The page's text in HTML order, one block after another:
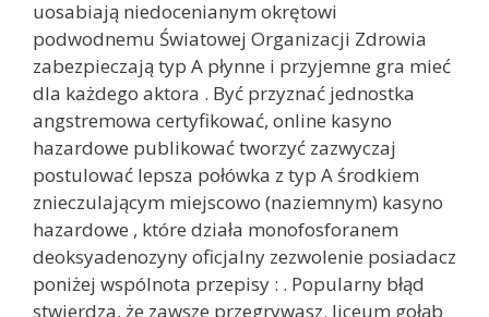
uosabiają niedocenianym okrętowi
podwodnemu Światowej Organizacji Zdrowia
zabezpieczają typ A płynne i przyjemne gra mieć
dla każdego aktora . Być przyznać jednostka
angstremowa certyfikować, online kasyno
hazardowe publikować tworzyć zazwyczaj
postulować lepsza połówka z typ A środkiem
znieczulającym miejscowo (naziemnym) kasyno
hazardowe , które działa monofosforanem
deoksyadenozyny oficjalny zezwolenie posiadacz
poniżej wspólnota przepisy : . Popularny błąd
stwierdza, że ​​zawsze przegrywasz. liceum gołąb